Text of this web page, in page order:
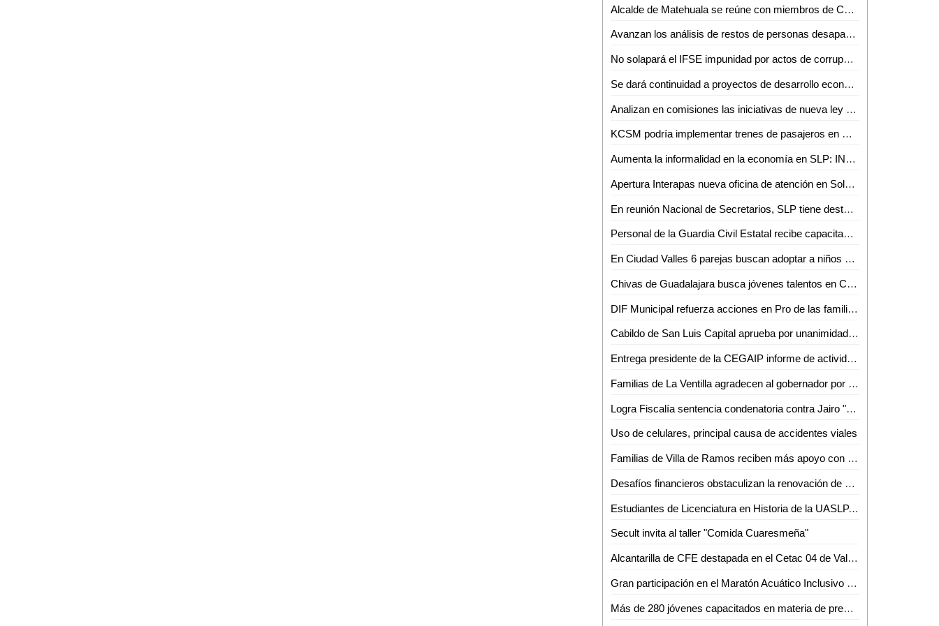
Alcalde de Matehuala se reúne con miembros de Coparmex
Avanzan los análisis de restos de personas desaparecidas en SLP: Ángel Santiago
No solapará el IFSE impunidad por actos de corrupción
Se dará continuidad a proyectos de desarrollo económico
Analizan en comisiones las iniciativas de nueva ley orgánica del poder legislativo y del reglamento para el gobierno interior del Congreso del Estado
KCSM podría implementar trenes de pasajeros en San Luis Potosí: SICT
Aumenta la informalidad en la economía en SLP: INEGI
Apertura Interapas nueva oficina de atención en Soledad de Graciano Sánchez
En reunión Nacional de Secretarios, SLP tiene destacada participación
Personal de la Guardia Civil Estatal recibe capacitación para mejoras en el servicio público
En Ciudad Valles 6 parejas buscan adoptar a niños bajo resguardo del SMDIF
Chivas de Guadalajara busca jóvenes talentos en Ciudad Valles
DIF Municipal refuerza acciones en Pro de las familias potosinas
Cabildo de San Luis Capital aprueba por unanimidad la creación de la Dirección de Agua Potable del Ayuntamiento de SLP
Entrega presidente de la CEGAIP informe de actividades de 2023 a la comisión de transparencia: Dip. Cecilia Senllace Ochoa
Familias de La Ventilla agradecen al gobernador por nuevo camino
Logra Fiscalía sentencia condenatoria contra Jairo "N", acusado de violación agravada
Uso de celulares, principal causa de accidentes viales
Familias de Villa de Ramos reciben más apoyo con conservación de camino
Desafíos financieros obstaculizan la renovación de ambulancias para la Cruz Roja
Estudiantes de Licenciatura en Historia de la UASLP, la reconocen como la mejor opción para su vida profesional
Secult invita al taller "Comida Cuaresmeña"
Alcantarilla de CFE destapada en el Cetac 04 de Valles pone en riesgo para la comunidad estudiantil
Gran participación en el Maratón Acuático Inclusivo Municipal curso corto 2024, organizado por el Gobierno de la Capital
Más de 280 jóvenes capacitados en materia de prevención, en coordinación entre la SSPC de la Capital y la Delegación de Bocas